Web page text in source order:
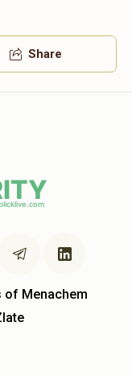
Share
of Menachem